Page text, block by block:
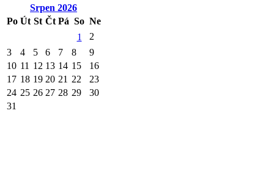
Srpen 2026
Po Út St Čt Pá So Ne
1
2
3
4 5 6 7 8
9
10 11 12 13 14 15
16
17 18 19 20 21 22
23
24 25 26 27 28 29
30
31